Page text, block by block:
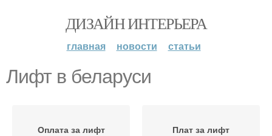
ДИЗАЙН ИНТЕРЬЕРА
главная новости статьи
Лифт в беларуси
Оплата за лифт Плат за лифт